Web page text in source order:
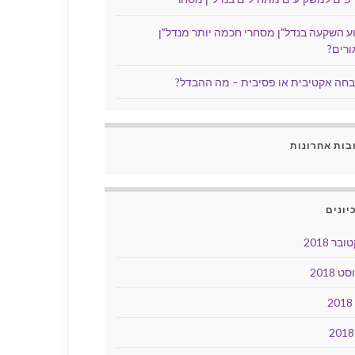
השקעה בנדל"ן מסחרי חכמה יותר מנדל"ן
אקטיבית או פסיבית – מה ההבדל?
אחרונות
2018
2018